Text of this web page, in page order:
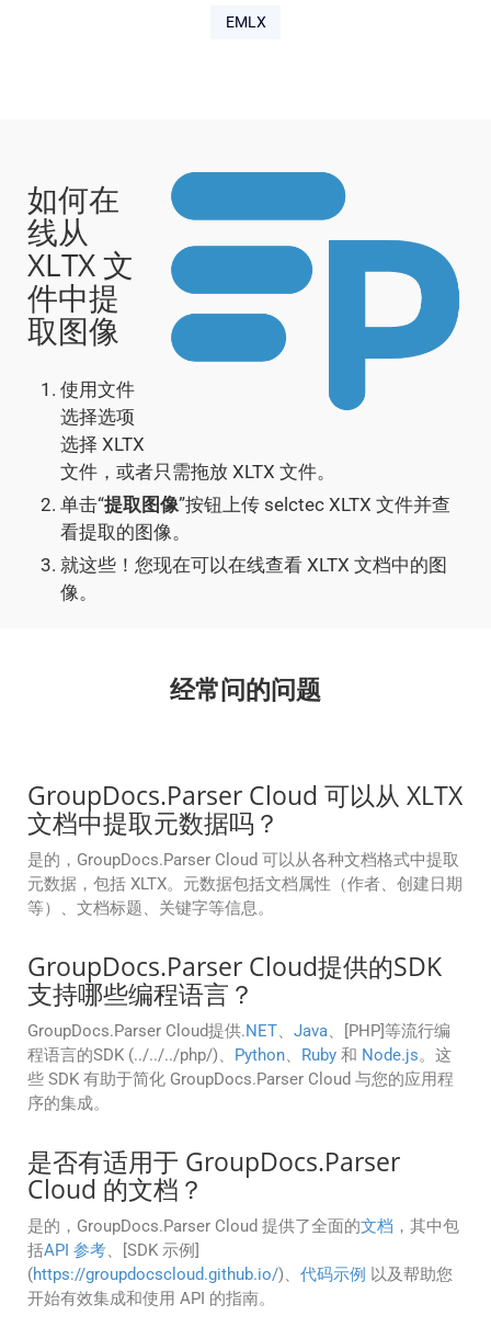
EMLX
如何在
线从
XLTX 文
件中提
取图像
使用文件
选择选项
选择 XLTX
文件，或者只需拖放 XLTX 文件。
单击“提取图像”按钮上传 selctec XLTX 文件并查
看提取的图像。
就这些！您现在可以在线查看 XLTX 文档中的图
像。
经常问的问题
GroupDocs.Parser Cloud 可以从 XLTX
文档中提取元数据吗？
是的，GroupDocs.Parser Cloud 可以从各种文档格式中提取
元数据，包括 XLTX。元数据包括文档属性（作者、创建日期
等）、文档标题、关键字等信息。
GroupDocs.Parser Cloud提供的SDK
支持哪些编程语言？
GroupDocs.Parser Cloud提供.NET、 Java、[PHP]等流行编
程语言的SDK (../../../php/)、 Python、 Ruby 和 Node.js。这
些 SDK 有助于简化 GroupDocs.Parser Cloud 与您的应用程
序的集成。
是否有适用于 GroupDocs.Parser
Cloud 的文档？
是的，GroupDocs.Parser Cloud 提供了全面的文档 ，其中包
括API 参考、[SDK 示例]
(https://groupdocscloud.github.io/)、 代码示例 以及帮助您
开始有效集成和使用 API 的指南。